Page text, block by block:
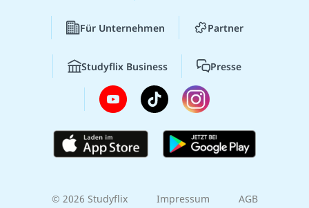
Für Unternehmen Partner
Studyflix Business Presse
© 2026 Studyflix Impressum AGB